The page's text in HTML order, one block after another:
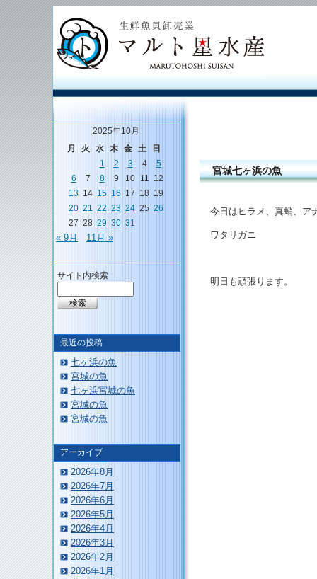
宮城七ヶ浜の魚
今日はヒラメ、真蛸、ア
ワタリガニ
明日も頑張ります。
2025年10月
月
火 水 木 金 土
日
1
2 3 4
5
6
7 8 9 10 11 12
13 14 15 16 17 18 19
20 21 22 23 24 25 26
27 28 29 30 31
« 9月 11月 »
サイト内検索
最近の投稿
七ヶ浜の魚
宮城の魚
七ヶ浜宮城の魚
宮城の魚
宮城の魚
アーカイブ
2026年8月
2026年7月
2026年6月
2026年5月
2026年4月
2026年3月
2026年2月
2026年1月